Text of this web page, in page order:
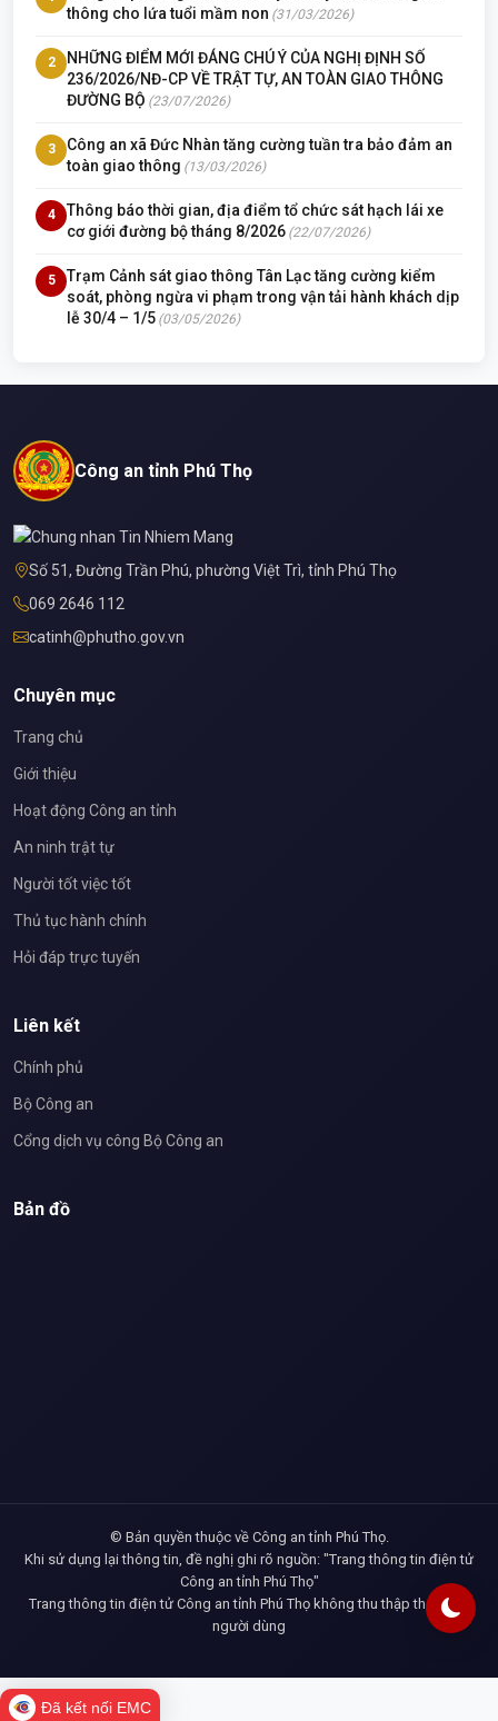
thông cho lứa tuổi mầm non (31/03/2026)
2
NHỮNG ĐIỂM MỚI ĐÁNG CHÚ Ý CỦA NGHỊ ĐỊNH SỐ
236/2026/NĐ-CP VỀ TRẬT TỰ, AN TOÀN GIAO THÔNG
ĐƯỜNG BỘ (23/07/2026)
3
Công an xã Đức Nhàn tăng cường tuần tra bảo đảm an
toàn giao thông (13/03/2026)
4
Thông báo thời gian, địa điểm tổ chức sát hạch lái xe
cơ giới đường bộ tháng 8/2026 (22/07/2026)
5
Trạm Cảnh sát giao thông Tân Lạc tăng cường kiểm
soát, phòng ngừa vi phạm trong vận tải hành khách dịp
lễ 30/4 – 1/5 (03/05/2026)
Công an tỉnh Phú Thọ
Số 51, Đường Trần Phú, phường Việt Trì, tỉnh Phú Thọ
069 2646 112
catinh@phutho.gov.vn
Chuyên mục
Trang chủ
Giới thiệu
Hoạt động Công an tỉnh
An ninh trật tự
Người tốt việc tốt
Thủ tục hành chính
Hỏi đáp trực tuyến
Liên kết
Chính phủ
Bộ Công an
Cổng dịch vụ công Bộ Công an
Bản đồ
© Bản quyền thuộc về Công an tỉnh Phú Thọ.
Khi sử dụng lại thông tin, đề nghị ghi rõ nguồn: "Trang thông tin điện tử
Công an tỉnh Phú Thọ"
Trang thông tin điện tử Công an tỉnh Phú Thọ không thu thập thông tin
người dùng
Đã kết nối EMC